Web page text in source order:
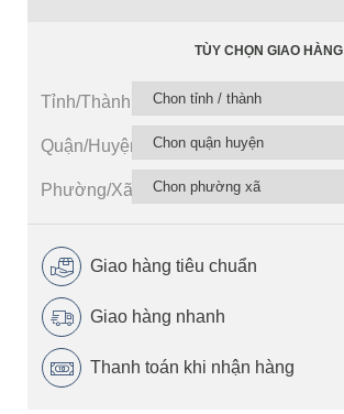
TÙY CHỌN GIAO HÀNG
Tỉnh/Thành
Quận/Huyện
Phường/Xã
Giao hàng tiêu chuẩn
Giao hàng nhanh
Thanh toán khi nhận hàng